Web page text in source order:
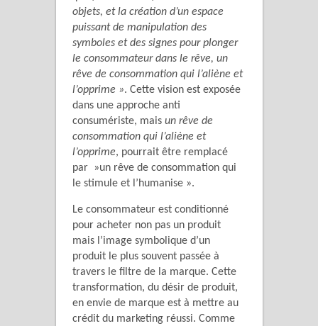
objets, et la création d’un espace
puissant de manipulation des
symboles et des signes pour plonger
le consommateur dans le rêve, un
rêve de consommation qui l’aliène et
l’opprime ». Cette vision est exposée
dans une approche anti
consumériste, mais un rêve de
consommation qui l’aliène et
l’opprime, pourrait être remplacé
par »un rêve de consommation qui
le stimule et l’humanise ».
Le consommateur est conditionné
pour acheter non pas un produit
mais l’image symbolique d’un
produit le plus souvent passée à
travers le filtre de la marque. Cette
transformation, du désir de produit,
en envie de marque est à mettre au
crédit du marketing réussi. Comme